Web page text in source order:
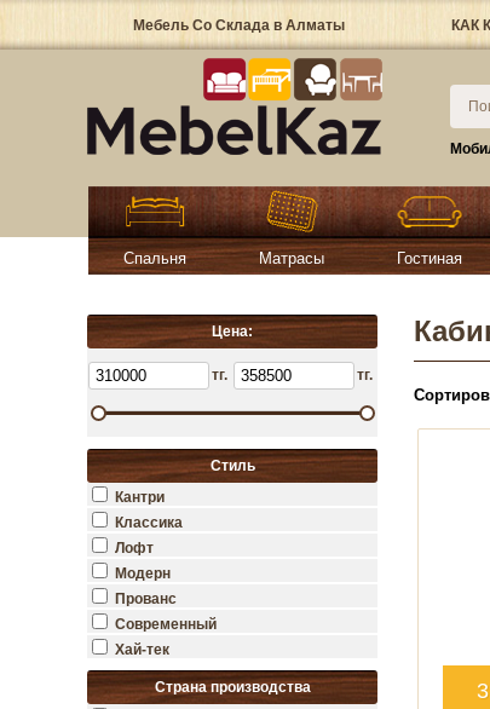
Мебель Со Склада в Алматы КАК
Спальня Матрасы Гостиная
Цена:
тг. тг.
Стиль
Кантри
Классика
Лофт
Модерн
Прованс
Современный
Хай-тек
Страна производства